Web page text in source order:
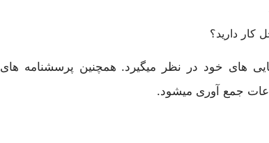
کار دارید؟
های خود در نظر میگیرد. همچنین پرسشنامه های
جمع آوری میشود.